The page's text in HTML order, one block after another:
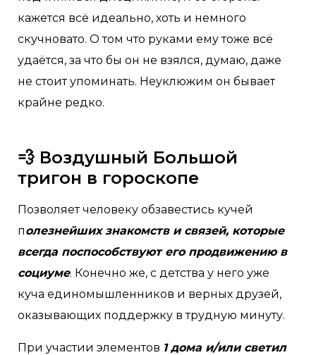
кажется всё идеально, хоть и немного
скучновато. О том что руками ему тоже всё
удаётся, за что бы он не взялся, думаю, даже
не стоит упоминать. Неуклюжим он бывает
крайне редко.
💨 Воздушный Большой
тригон в гороскопе
Позволяет человеку обзавестись кучей
полезнейших знакомств и связей, которые
всегда поспособствуют его продвижению в
социуме. Конечно же, с детства у него уже
куча единомышленников и верных друзей,
оказывающих поддержку в трудную минуту.
При участии элементов 1 дома и/или светил